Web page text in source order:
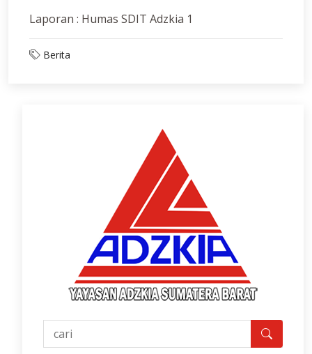
Laporan : Humas SDIT Adzkia 1
Berita